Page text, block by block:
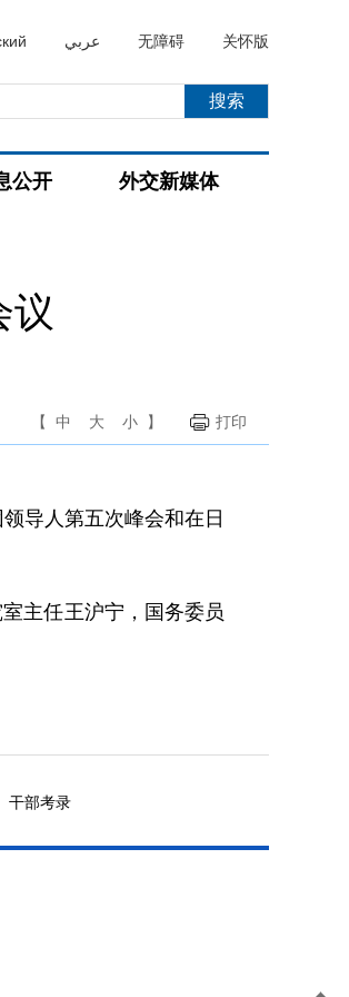
عربي 无障碍 关怀版
公开 外交新媒体
议
【 中 大 小 】 打印
导人第五次峰会和在日
主任王沪宁，国务委员
干部考录